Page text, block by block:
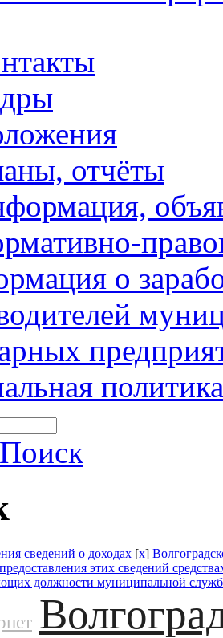
отчёты
о
политика
Поиск
сведений о доходах [x]
предоставления этих сведений
должности муниципальной